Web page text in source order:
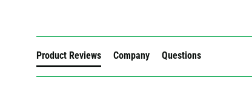
Product Reviews Company Questions